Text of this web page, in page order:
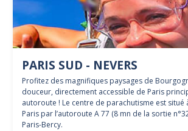
PARIS SUD - NEVERS
Profitez des magnifiques paysages de
douceur, directement accessible de Paris
autoroute ! Le centre de parachutisme est situé
Paris par l’autoroute A 77 (8 mn de la sortie
Paris-Bercy.